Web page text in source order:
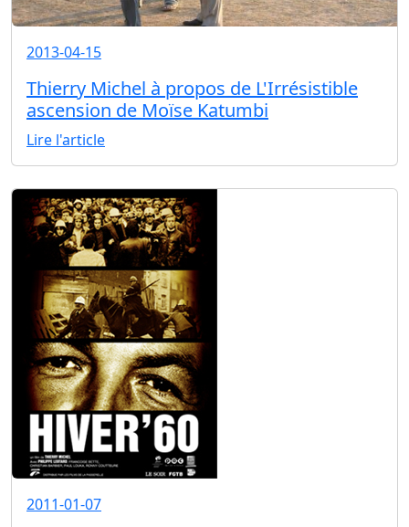
2013-04-15
Thierry Michel à propos de L'Irrésistible
ascension de Moïse Katumbi
Lire l'article
2011-01-07